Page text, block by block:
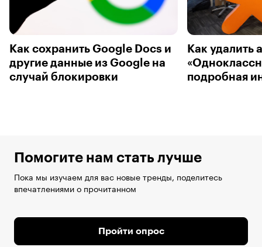
Как сохранить Google Docs и
другие данные из Google на
случай блокировки
Как удалить
подробная
Помогите нам стать лучше
Пока мы изучаем для вас новые тренды, поделитесь
впечатлениями о прочитанном
Пройти опрос